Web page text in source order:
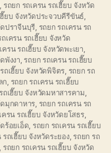
, รถยก รถเครน รถเฮี๊ยบ จังหวัด
ฮี๊ยบ จังหวัดประจวบคีรีขันธ์,
ดปราจีนบุรี, รถยก รถเครน รถ
เครน รถเฮี๊ยบ จังหวัด
ครน รถเฮี๊ยบ จังหวัดพะเยา,
พังงา, รถยก รถเครน รถเฮี๊ยบ
ถเฮี๊ยบ จังหวัดพิจิตร, รถยก รถ
ก, รถยก รถเครน รถเฮี๊ยบ
ถเฮี๊ยบ จังหวัดมหาสารคาม,
ดมุกดาหาร, รถยก รถเครน รถ
ครน รถเฮี๊ยบ จังหวัดยโสธร,
ร้อยเอ็ด, รถยก รถเครน รถเฮี๊ยบ
รถเฮี๊ยบ จังหวัดระยอง, รถยก รถ
รถยก รถเครน รถเฮี๊ยบ จังหวัด